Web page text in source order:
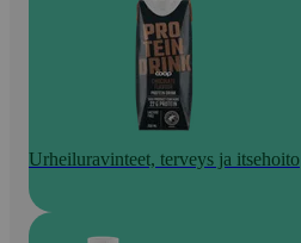
Urheiluravinteet, terveys ja itsehoito